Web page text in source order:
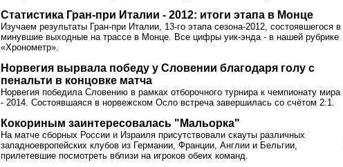
Статистика Гран-при Италии - 2012: итоги этапа в Монце
Изучаем результаты Гран-при Италии, 13-го этапа сезона-2012, состоявшегося в
минувшие выходные на трассе в Монце. Все цифры уик-энда - в нашей рубрике
«Хронометр».
Норвегия вырвала победу у Словении благодаря голу с
пенальти в концовке матча
Норвегия победила Словению в рамках отборочного турнира к чемпионату мира
- 2014. Состоявшаяся в норвежском Осло встреча завершилась со счётом 2:1.
Кокориным заинтересовалась "Мальорка"
На матче сборных России и Израиля присутствовали скауты различных
западноевропейских клубов из Германии, Франции, Англии и Бельгии,
прилетевшие посмотреть вблизи на игроков обеих команд.